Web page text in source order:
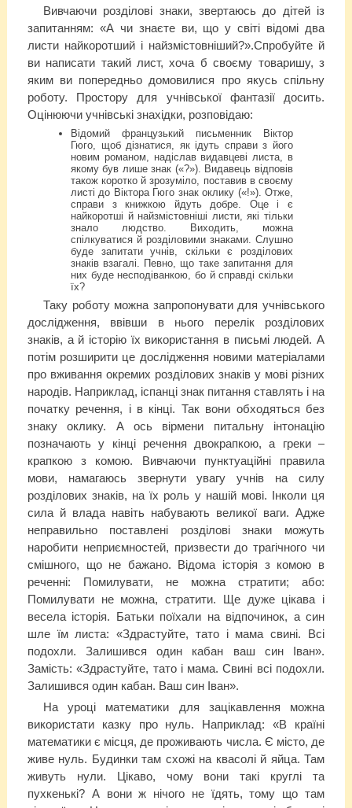
Вивчаючи розділові знаки, звертаюсь до дітей із
запитанням: «А чи знаєте ви, що у світі відомі два
листи найкоротший і найзмістовніший?».Спробуйте й
ви написати такий лист, хоча б своєму товаришу, з
яким ви попередньо домовилися про якусь спільну
роботу. Простору для учнівської фантазії досить.
Оцінюючи учнівські знахідки, розповідаю:
Відомий французький письменник Віктор
Гюго, щоб дізнатися, як ідуть справи з його
новим романом, надіслав видавцеві листа, в
якому був лише знак («?»). Видавець відповів
також коротко й зрозуміло, поставив в своєму
листі до Віктора Гюго знак оклику («!»). Отже,
справи з книжкою йдуть добре. Оце і є
найкоротші й найзмістовніші листи, які тільки
знало людство. Виходить, можна
спілкуватися й розділовими знаками. Слушно
буде запитати учнів, скільки є розділових
знаків взагалі. Певно, що таке запитання для
них буде несподіванкою, бо й справді скільки
їх?
Таку роботу можна запропонувати для учнівського
дослідження, ввівши в нього перелік розділових
знаків, а й історію їх використання в письмі людей. А
потім розширити це дослідження новими матеріалами
про вживання окремих розділових знаків у мові різних
народів. Наприклад, іспанці знак питання ставлять і на
початку речення, і в кінці. Так вони обходяться без
знаку оклику. А ось вірмени питальну інтонацію
позначають у кінці речення двокрапкою, а греки –
крапкою з комою. Вивчаючи пунктуаційні правила
мови, намагаюсь звернути увагу учнів на силу
розділових знаків, на їх роль у нашій мові. Інколи ця
сила й влада навіть набувають великої ваги. Адже
неправильно поставлені розділові знаки можуть
наробити неприємностей, призвести до трагічного чи
смішного, що не бажано. Відома історія з комою в
реченні: Помилувати, не можна стратити; або:
Помилувати не можна, стратити. Ще дуже цікава і
весела історія. Батьки поїхали на відпочинок, а син
шле їм листа: «Здрастуйте, тато і мама свині. Всі
подохли. Залишився один кабан ваш син Іван».
Замість: «Здрастуйте, тато і мама. Свині всі подохли.
Залишився один кабан. Ваш син Іван».
На уроці математики для зацікавлення можна
використати казку про нуль. Наприклад: «В країні
математики є місця, де проживають числа. Є місто, де
живе нуль. Будинки там схожі на квасолі й яйца. Там
живуть нули. Цікаво, чому вони такі круглі та
пухкенькі? А вони ж нічого не їдять, тому що там